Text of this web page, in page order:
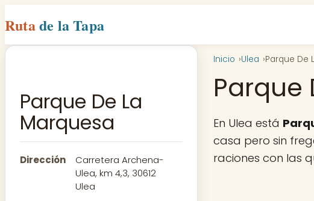
Rutade la Tapa
Parque De La
Marquesa
Dirección
Carretera Archena-
Ulea, km 4,3, 30612
Ulea
Inicio Ulea Parque De
Parque
En Ulea está
casa pero sin
raciones con las